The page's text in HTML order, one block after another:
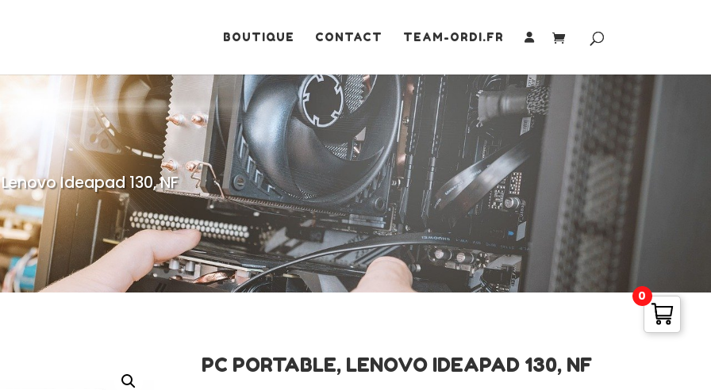
BOUTIQUE CONTACT TEAM-ORDI.FR
Ideapad 130, NF
PC PORTABLE, LENOVO IDEAPAD 130, NF
0